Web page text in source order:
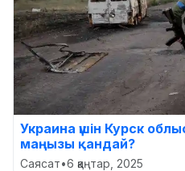
Украина үшін Курск
маңызы қандай?
Саясат•6 қаңтар, 2025